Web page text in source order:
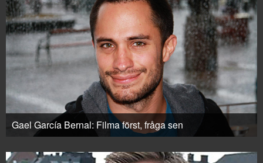
Gael García Bernal: Filma först, fråga sen